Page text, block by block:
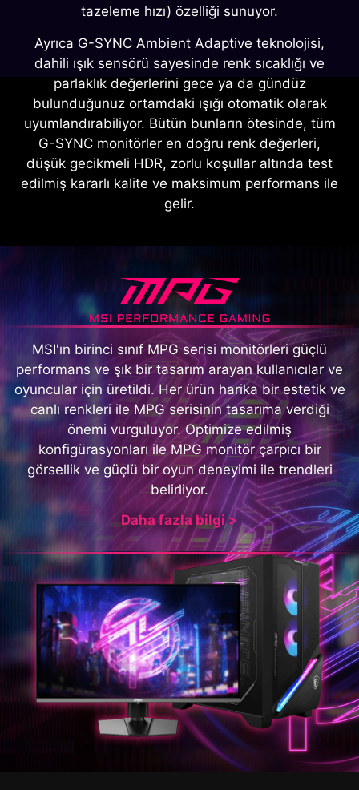
tazeleme hızı) özelliği sunuyor.
Ayrıca G-SYNC Ambient Adaptive teknolojisi,
dahili ışık sensörü sayesinde renk sıcaklığı ve
parlaklık değerlerini gece ya da gündüz
bulunduğunuz ortamdaki ışığı otomatik olarak
uyumlandırabiliyor. Bütün bunların ötesinde, tüm
G-SYNC monitörler en doğru renk değerleri,
düşük gecikmeli HDR, zorlu koşullar altında test
edilmiş kararlı kalite ve maksimum performans ile
gelir.
MSI'ın birinci sınıf MPG serisi monitörleri güçlü
performans ve şık bir tasarım arayan kullanıcılar ve
oyuncular için üretildi. Her ürün harika bir estetik ve
canlı renkleri ile MPG serisinin tasarıma verdiği
önemi vurguluyor. Optimize edilmiş
konfigürasyonları ile MPG monitör çarpıcı bir
görsellik ve güçlü bir oyun deneyimi ile trendleri
belirliyor.
Daha fazla bilgi >